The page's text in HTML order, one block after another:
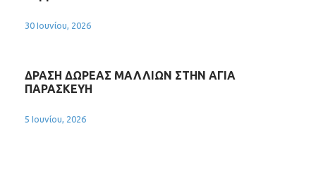
30 Ιουνίου, 2026
ΔΡΑΣΗ ΔΩΡΕΑΣ ΜΑΛΛΙΩΝ ΣΤΗΝ ΑΓΙΑ
ΠΑΡΑΣΚΕΥΗ
5 Ιουνίου, 2026